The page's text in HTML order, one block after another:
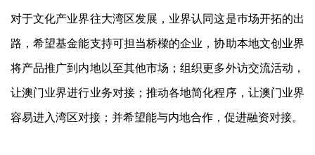
对于文化产业界往大湾区发展，业界认同这是巿场开拓的出
路，希望基金能支持可担当桥樑的企业，协助本地文创业界
将产品推广到内地以至其他市场；组织更多外访交流活动，
让澳门业界进行业务对接；推动各地简化程序，让澳门业界
容易进入湾区对接；并希望能与内地合作，促进融资对接。